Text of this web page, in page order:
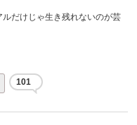
だけじゃ生き残れないのが芸
101